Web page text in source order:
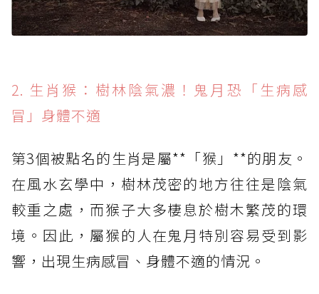
2. 生肖猴：樹林陰氣濃！鬼月恐「生病感
冒」身體不適
第3個被點名的生肖是屬**「猴」**的朋友。
在風水玄學中，樹林茂密的地方往往是陰氣
較重之處，而猴子大多棲息於樹木繁茂的環
境。因此，屬猴的人在鬼月特別容易受到影
響，出現生病感冒、身體不適的情況。